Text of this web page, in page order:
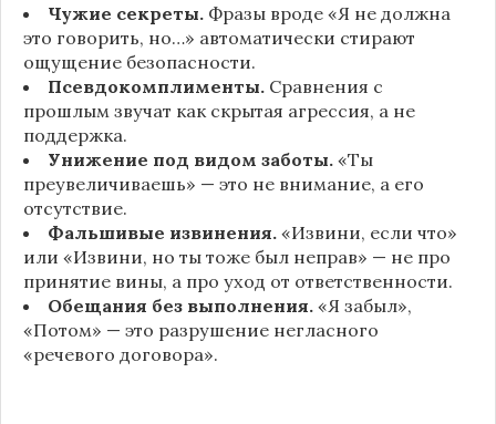
Чужие секреты. Фразы вроде «Я не должна
это говорить, но…» автоматически стирают
ощущение безопасности.
Псевдокомплименты. Сравнения с
прошлым звучат как скрытая агрессия, а не
поддержка.
Унижение под видом заботы. «Ты
преувеличиваешь» — это не внимание, а его
отсутствие.
Фальшивые извинения. «Извини, если что»
или «Извини, но ты тоже был неправ» — не про
принятие вины, а про уход от ответственности.
Обещания без выполнения. «Я забыл»,
«Потом» — это разрушение негласного
«речевого договора».